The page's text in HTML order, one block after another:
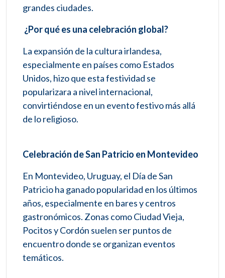
grandes ciudades.
¿Por qué es una celebración global?
La expansión de la cultura irlandesa,
especialmente en países como Estados
Unidos, hizo que esta festividad se
popularizara a nivel internacional,
convirtiéndose en un evento festivo más allá
de lo religioso.
Celebración de San Patricio en Montevideo
En Montevideo, Uruguay, el Día de San
Patricio ha ganado popularidad en los últimos
años, especialmente en bares y centros
gastronómicos. Zonas como Ciudad Vieja,
Pocitos y Cordón suelen ser puntos de
encuentro donde se organizan eventos
temáticos.